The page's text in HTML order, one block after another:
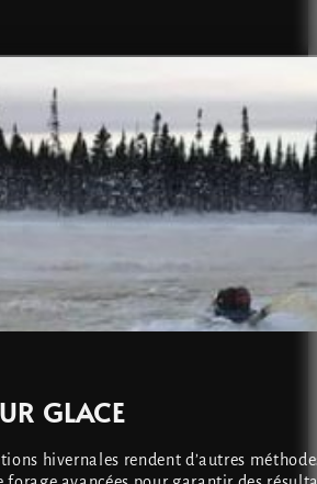
GLACE
hivernales rendent d’autres